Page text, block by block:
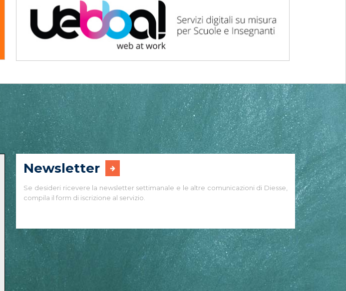
Newsletter
Se desideri ricevere la newsletter settimanale e le altre comunicazioni di Diesse,
compila il form di iscrizione al servizio.